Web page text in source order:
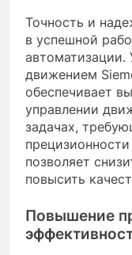
Точность и
в успешной
автоматизации.
движением
обеспечивает
управлении
задачах,
позволяет
повысить
Повышение